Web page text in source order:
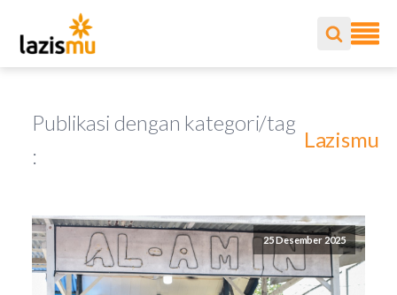
Publikasi dengan kategori/tag
:
Lazismu
25 Desember 2025